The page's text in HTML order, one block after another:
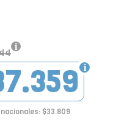
$33.809